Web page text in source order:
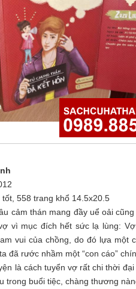
558 trang khổ 14.5x20.5
cảm thán mang đầy uể oải
vì mục đích hết sức lạ lùng:
vui của chồng, do đó lựa
đã rước nhầm một “con cáo”
là cách tuyển vợ rất chi thời
trong buổi tiệc, chàng thương